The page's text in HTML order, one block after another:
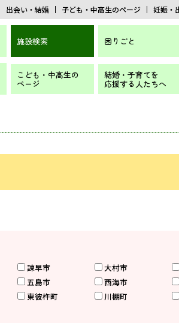
出会い・結婚 子ども・中高生のページ 妊娠・
施設検索 困りごと
こども・中高生の
ページ
結婚・子育てを
応援する人たちへ
諫早市 大村市
五島市 西海市
東彼杵町 川棚町